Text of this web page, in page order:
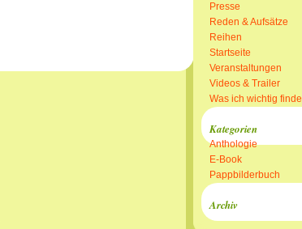
Presse
Reden & Aufsätze
Reihen
Startseite
Veranstaltungen
Videos & Trailer
Was ich wichtig finde
Kategorien
Anthologie
E-Book
Pappbilderbuch
Archiv